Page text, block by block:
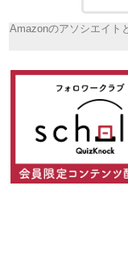
Amazonのアソシエイト